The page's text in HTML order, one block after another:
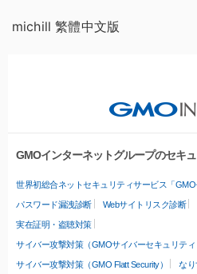
michill 繁體中文版
GMOインターネットグループのセキ
世界初総合ネットセキュリティサービス「GMO
パスワード漏洩診断 Webサイトリスク診断
実在証明・盗聴対策
サイバー攻撃対策（GMOサイバーセキュリティ
サイバー攻撃対策（GMO Flatt Security）
なり